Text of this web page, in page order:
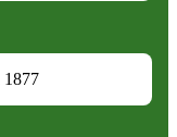
1877